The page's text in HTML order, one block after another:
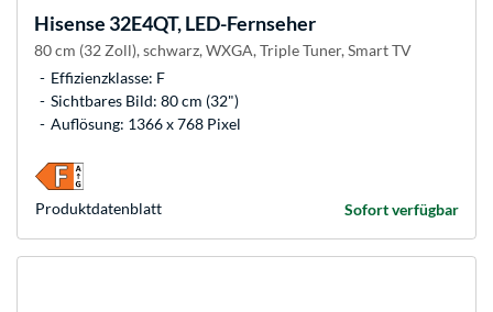
Hisense 32E4QT, LED-Fernseher
80 cm (32 Zoll), schwarz, WXGA, Triple Tuner, Smart TV
Effizienzklasse: F
Sichtbares Bild: 80 cm (32")
Auflösung: 1366 x 768 Pixel
Sofort verfügbar
Produkt­datenblatt